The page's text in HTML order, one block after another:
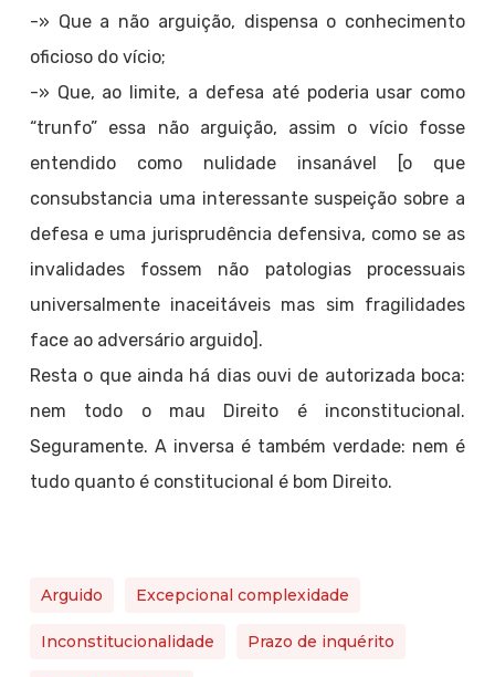
-» Que a não arguição, dispensa o conhecimento
oficioso do vício;
-» Que, ao limite, a defesa até poderia usar como
“trunfo” essa não arguição, assim o vício fosse
entendido como nulidade insanável [o que
consubstancia uma interessante suspeição sobre a
defesa e uma jurisprudência defensiva, como se as
invalidades fossem não patologias processuais
universalmente inaceitáveis mas sim fragilidades
face ao adversário arguido].
Resta o que ainda há dias ouvi de autorizada boca:
nem todo o mau Direito é inconstitucional.
Seguramente. A inversa é também verdade: nem é
tudo quanto é constitucional é bom Direito.
Arguido Excepcional complexidade
Inconstitucionalidade Prazo de inquérito